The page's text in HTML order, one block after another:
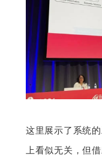
这里展示了系统
上看似无关，但